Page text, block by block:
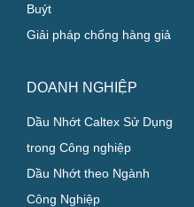
Buýt
Giải pháp chống hàng giả
DOANH NGHIỆP
Dầu Nhớt Caltex Sử Dụng
trong Công nghiệp
Dầu Nhớt theo Ngành
Công Nghiệp